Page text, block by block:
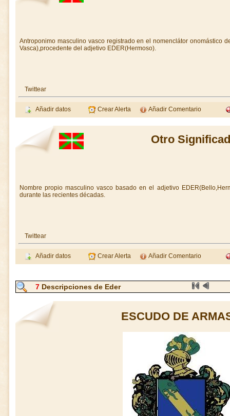
Antroponimo masculino vasco registrado en el nomenclátor onomástico
Vasca),procedente del adjetivo EDER(Hermoso).
Twittear
Añadir datos Crear Alerta Añadir Comentario
Otro
Nombre propio masculino vasco basado en el adjetivo
durante las recientes décadas.
Twittear
Añadir datos Crear Alerta Añadir Comentario
7Descripciones de Eder
ESCUDO DE